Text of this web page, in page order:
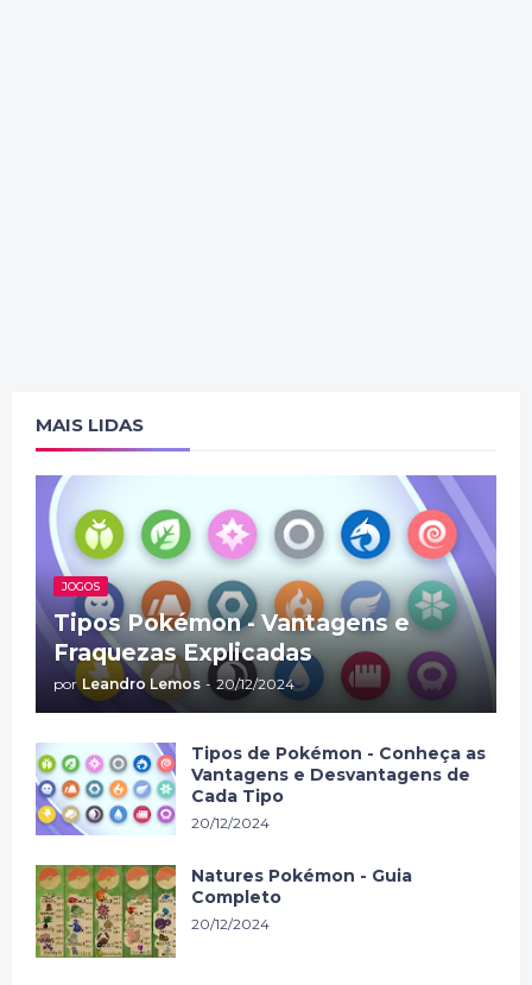
MAIS LIDAS
JOGOS
Tipos Pokémon - Vantagens e
Fraquezas Explicadas
por Leandro Lemos - 20/12/2024
Tipos de Pokémon - Conheça as
Vantagens e Desvantagens de
Cada Tipo
20/12/2024
Natures Pokémon - Guia
Completo
20/12/2024